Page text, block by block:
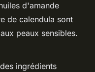
d'amande
de calendula sont
peaux sensibles.
ingrédients